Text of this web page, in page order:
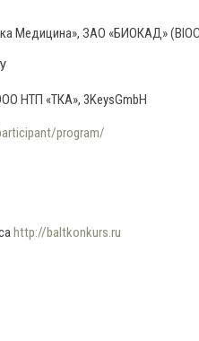
Медицина», ЗАО «БИОКАД»
НТП «ТКА», 3KeysGmbH
program/
http://baltkonkurs.ru